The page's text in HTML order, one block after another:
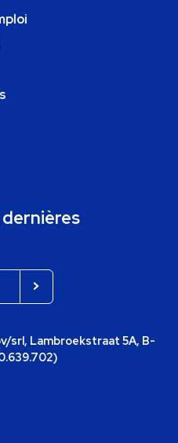
srl, Lambroekstraat 5A, B-